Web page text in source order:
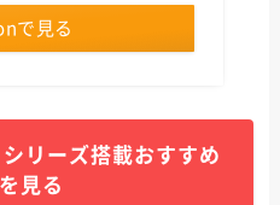
で見る
リーズ搭載おすすめ
見る